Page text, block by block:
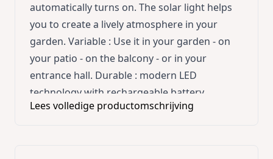
automatically turns on. The solar light helps
you to create a lively atmosphere in your
garden. Variable : Use it in your garden - on
your patio - on the balcony - or in your
entrance hall. Durable : modern LED
technology with rechargeable battery
Practical : Simple mounting due to stable soil
Lees volledige productomschrijving